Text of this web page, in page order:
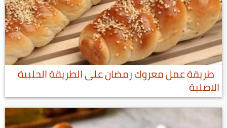
طريقة عمل معروك رمضان على الطريقة الحلبية
الاصلية